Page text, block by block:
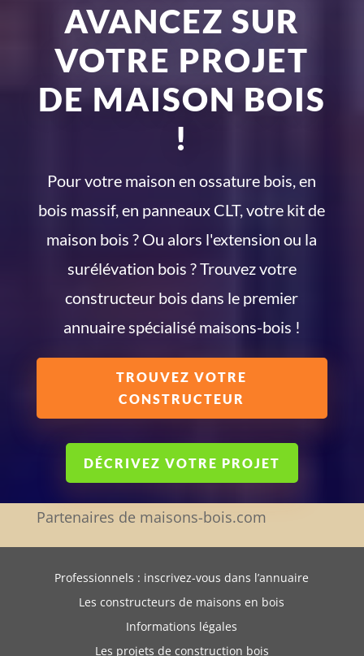
AVANCEZ SUR
VOTRE PROJET
DE MAISON BOIS
!
Pour votre maison en ossature bois, en
bois massif, en panneaux CLT, votre kit de
maison bois ? Ou alors l'extension ou la
surélévation bois ? Trouvez votre
constructeur bois dans le premier
annuaire spécialisé maisons-bois !
TROUVEZ VOTRE
CONSTRUCTEUR
DÉCRIVEZ VOTRE PROJET
Partenaires de maisons-bois.com
Professionnels : inscrivez-vous dans l’annuaire
Les constructeurs de maisons en bois
Informations légales
Les projets de construction bois